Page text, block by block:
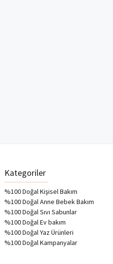
Kategoriler
%100 Doğal Kişisel Bakım
%100 Doğal Anne Bebek Bakım
%100 Doğal Sıvı Sabunlar
%100 Doğal Ev bakım
%100 Doğal Yaz Ürünleri
%100 Doğal Kampanyalar